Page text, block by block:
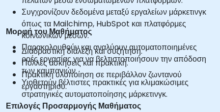
Συγχρονίζουν δεδομένα μεταξύ εργαλείων μάρκετινγκ
όπως τα Mailchimp, HubSpot και πλατφόρμες
κοινωνικών μέσων.
Παρακολουθούν και αναλύουν αυτοματοποιημένες
ροές εργασίας για να βελτιστοποιήσουν την απόδοση
των καμπανιών.
Υιοθετούν βέλτιστες πρακτικές για κλιμακώσιμες
στρατηγικές αυτοματοποίησης μάρκετινγκ.
Μορφή του Μαθήματος
Διαδραστική διάλεξη και συζήτηση.
Πολλές ασκήσεις και πρακτική.
Πρακτική υλοποίηση σε περιβάλλον ζωντανού
εργαστηρίου.
Επιλογές Προσαρμογής Μαθήματος